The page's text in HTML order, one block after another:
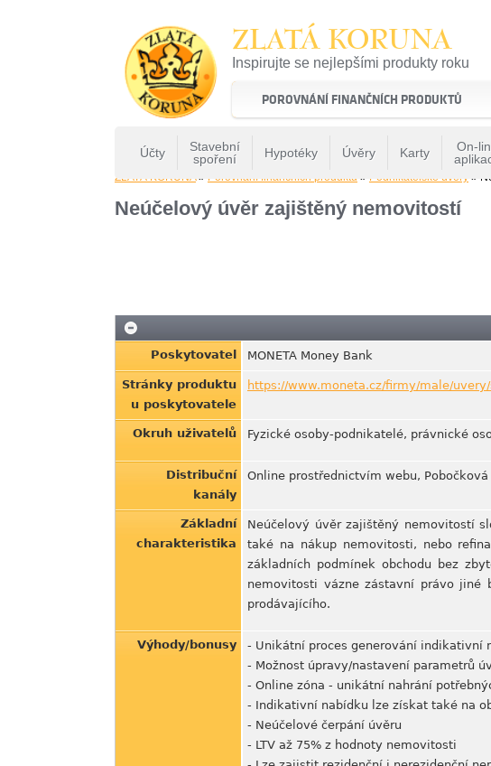
ZLATÁ KORUNA
Inspirujte se nejlepšími produkty roku
22 let tradice a kvality na finančním trhu
POROVNÁNÍ FINANČNÍCH PRODUKTŮ
Účty
Stavební
spoření
Hypotéky Úvěry Karty
On-
ZLATÁ KORUNA» Porovnání finančních produktů » Podnikatelské úvěry »
Neúčelový úvěr zajištěný nemovitostí
Poskytovatel MONETA Money Bank
Stránky produktu
u poskytovatele
https://www.moneta.cz/firmy/male/
Okruh uživatelů Fyzické osoby-podnikatelé, právnické
Distribuční
kanály
Online prostřednictvím webu,
Základní
charakteristika
Neúčelový úvěr zajištěný nemovitostí
také na nákup nemovitosti, nebo
základních podmínek obchodu bez
nemovitosti vázne zástavní právo jiné
prodávajícího.
Výhody/bonusy
- Unikátní proces generování indikativní
- Možnost úpravy/nastavení parametrů
- Online zóna - unikátní nahrání
- Indikativní nabídku lze získat také na
- Neúčelové čerpání úvěru
- LTV až 75% z hodnoty nemovitosti